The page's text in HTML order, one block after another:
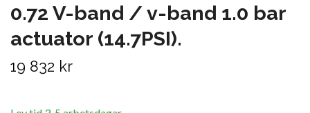
0.72 V-band / v-band 1.0 bar
actuator (14.7PSI).
19 832 kr